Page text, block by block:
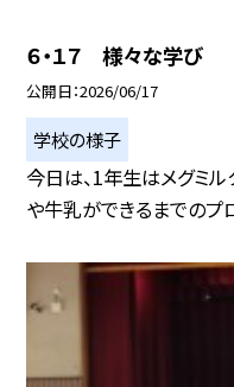
６・１７ 様々な学び
公開日 2026/06/17
学校の様子
今日は、1年生はメグミ
や牛乳ができるまでのプ